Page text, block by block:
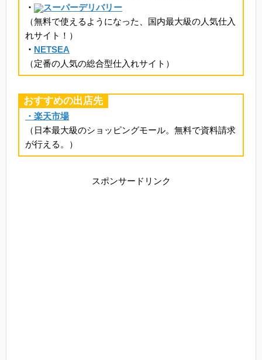
・
スーパーデリバリー
（無料で使えるようになった、国内最大級の人気仕入
れサイト！）
・ NETSEA
（定番の人気の総合型仕入れサイト）
おすすめの出店先
・楽天市場
（日本最大級のショッピングモール。無料で資料請求
が行える。）
スポンサードリンク